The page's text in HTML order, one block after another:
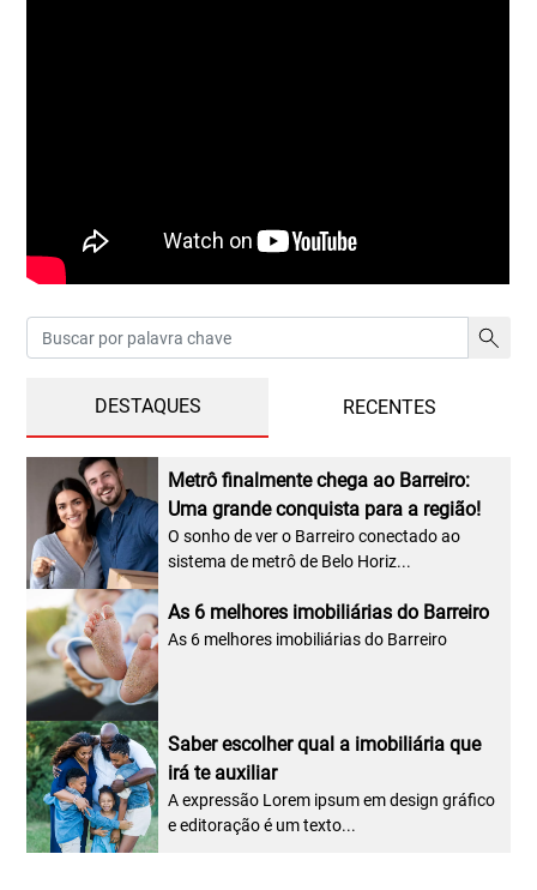
DESTAQUES RECENTES
Metrô finalmente chega ao Barreiro:
Uma grande conquista para a região!
O sonho de ver o Barreiro conectado ao
sistema de metrô de Belo Horiz...
As 6 melhores imobiliárias do Barreiro
As 6 melhores imobiliárias do Barreiro
Saber escolher qual a imobiliária que
irá te auxiliar
A expressão Lorem ipsum em design gráfico
e editoração é um texto...